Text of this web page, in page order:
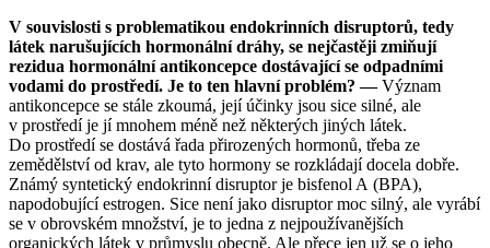
V souvislosti s problematikou endokrinních disruptorů, tedy
látek narušujících hormonální dráhy, se nejčastěji zmiňují
rezidua hormonální antikoncepce dostávající se odpadními
vodami do prostředí. Je to ten hlavní problém? —Význam
antikoncepce se stále zkoumá, její účinky jsou sice silné, ale
v prostředí je jí mnohem méně než některých jiných látek.
Do prostředí se dostává řada přirozených hormonů, třeba ze
zemědělství od krav, ale tyto hormony se rozkládají docela dobře.
Známý syntetický endokrinní disruptor je bisfenol A (BPA),
napodobující estrogen. Sice není jako disruptor moc silný, ale vyrábí
se v obrovském množství, je to jedna z nejpoužívanějších
organických látek v průmyslu obecně. Ale přece jen už se o jeho